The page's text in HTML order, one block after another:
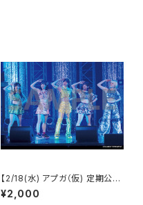
【2/18(水) アプガ（仮) 定期公演
vol.4】ランダムサイン2Lポート
レート
¥2,000